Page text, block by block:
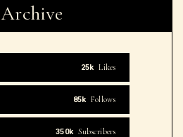
Archive
25k Likes
85k Follows
350k Subscribers